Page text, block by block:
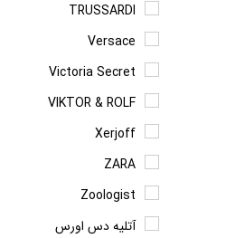
TRUSSARDI
Versace
Victoria Secret
VIKTOR & ROLF
Xerjoff
ZARA
Zoologist
آتلیه دس اورس